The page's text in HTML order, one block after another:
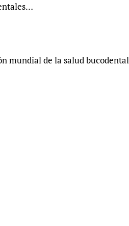
mundial de la salud